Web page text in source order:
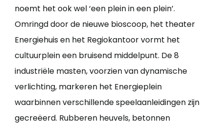
noemt het ook wel ‘een plein in een plein’.
Omringd door de nieuwe bioscoop, het theater
Energiehuis en het Regiokantoor vormt het
cultuurplein een bruisend middelpunt. De 8
industriële masten, voorzien van dynamische
verlichting, markeren het Energieplein
waarbinnen verschillende speelaanleidingen zijn
gecreëerd. Rubberen heuvels, betonnen